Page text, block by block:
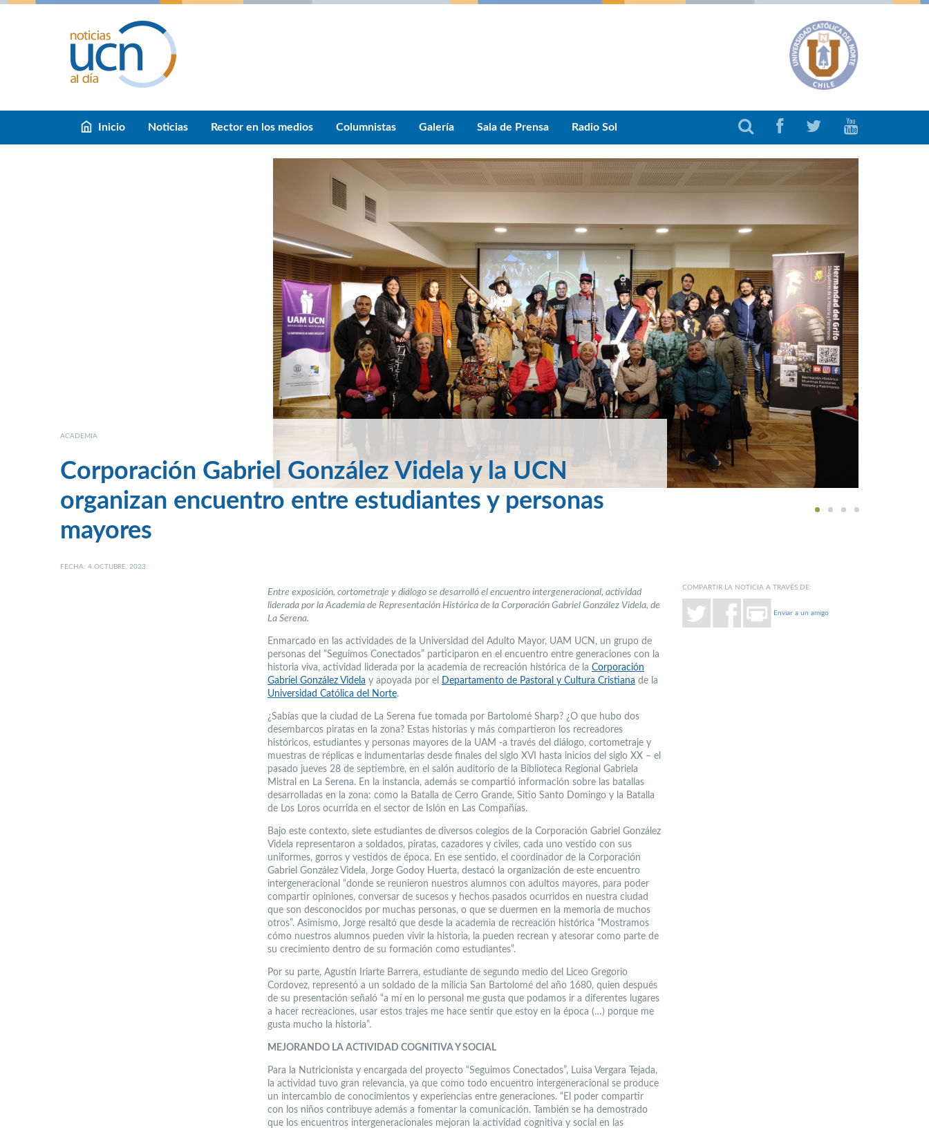
Inicio Noticias Rector en los medios Columnistas Galería Sala de Prensa Radio Sol
1 2 3 4
ACADEMIA
Corporación Gabriel González Videla y la UCN
organizan encuentro entre estudiantes y personas
mayores
FECHA: 4 OCTUBRE, 2023
Entre exposición, cortometraje y diálogo se desarrolló el encuentro intergeneracional, actividad
liderada por la Academia de Representación Histórica de la Corporación Gabriel González Videla, de
La Serena.
Enmarcado en las actividades de la Universidad del Adulto Mayor, UAM UCN, un grupo de
personas del “Seguimos Conectados” participaron en el encuentro entre generaciones con la
historia viva, actividad liderada por la academia de recreación histórica de la Corporación
Gabriel González Videla y apoyada por el Departamento de Pastoral y Cultura Cristiana de la
Universidad Católica del Norte.
¿Sabías que la ciudad de La Serena fue tomada por Bartolomé Sharp? ¿O que hubo dos
desembarcos piratas en la zona? Estas historias y más compartieron los recreadores
históricos, estudiantes y personas mayores de la UAM -a través del diálogo, cortometraje y
muestras de réplicas e indumentarias desde finales del siglo XVI hasta inicios del siglo XX – el
pasado jueves 28 de septiembre, en el salón auditorio de la Biblioteca Regional Gabriela
Mistral en La Serena. En la instancia, además se compartió información sobre las batallas
desarrolladas en la zona: como la Batalla de Cerro Grande, Sitio Santo Domingo y la Batalla
de Los Loros ocurrida en el sector de Islón en Las Compañías.
Bajo este contexto, siete estudiantes de diversos colegios de la Corporación Gabriel González
Videla representaron a soldados, piratas, cazadores y civiles, cada uno vestido con sus
uniformes, gorros y vestidos de época. En ese sentido, el coordinador de la Corporación
Gabriel González Videla, Jorge Godoy Huerta, destacó la organización de este encuentro
intergeneracional “donde se reunieron nuestros alumnos con adultos mayores, para poder
compartir opiniones, conversar de sucesos y hechos pasados ocurridos en nuestra ciudad
que son desconocidos por muchas personas, o que se duermen en la memoria de muchos
otros”. Asimismo, Jorge resaltó que desde la academia de recreación histórica “Mostramos
cómo nuestros alumnos pueden vivir la historia, la pueden recrean y atesorar como parte de
su crecimiento dentro de su formación como estudiantes”.
Por su parte, Agustín Iriarte Barrera, estudiante de segundo medio del Liceo Gregorio
Cordovez, representó a un soldado de la milicia San Bartolomé del año 1680, quien después
de su presentación señaló “a mí en lo personal me gusta que podamos ir a diferentes lugares
a hacer recreaciones, usar estos trajes me hace sentir que estoy en la época (…) porque me
gusta mucho la historia”.
MEJORANDO LA ACTIVIDAD COGNITIVA Y SOCIAL
Para la Nutricionista y encargada del proyecto “Seguimos Conectados”, Luisa Vergara Tejada,
la actividad tuvo gran relevancia, ya que como todo encuentro intergeneracional se produce
un intercambio de conocimientos y experiencias entre generaciones. “El poder compartir
con los niños contribuye además a fomentar la comunicación. También se ha demostrado
que los encuentros intergeneracionales mejoran la actividad cognitiva y social en las
COMPARTIR LA NOTICIA A TRAVÉS DE:
Enviar a un amigo